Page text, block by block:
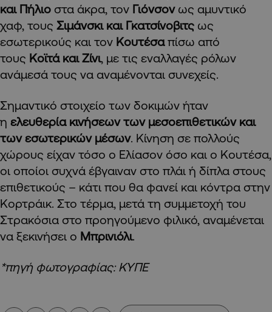
και Πήλιο στα άκρα, τον Γιόνσον ως αμυντικό
χαφ, τους Σιμάνσκι και Γκατσίνοβιτς ως
εσωτερικούς και τον Κουτέσα πίσω από
τους Κοϊτά και Ζίνι, με τις εναλλαγές ρόλων
ανάμεσά τους να αναμένονται συνεχείς.
Σημαντικό στοιχείο των δοκιμών ήταν
η ελευθερία κινήσεων των μεσοεπιθετικών και
των εσωτερικών μέσων. Κίνηση σε πολλούς
χώρους είχαν τόσο ο Ελίασον όσο και ο Κουτέσα,
οι οποίοι συχνά έβγαιναν στο πλάι ή δίπλα στους
επιθετικούς – κάτι που θα φανεί και κόντρα στην
Κορτράικ. Στο τέρμα, μετά τη συμμετοχή του
Στρακόσια στο προηγούμενο φιλικό, αναμένεται
να ξεκινήσει ο Μπρινιόλι.
*πηγή φωτογραφίας: ΚΥΠΕ